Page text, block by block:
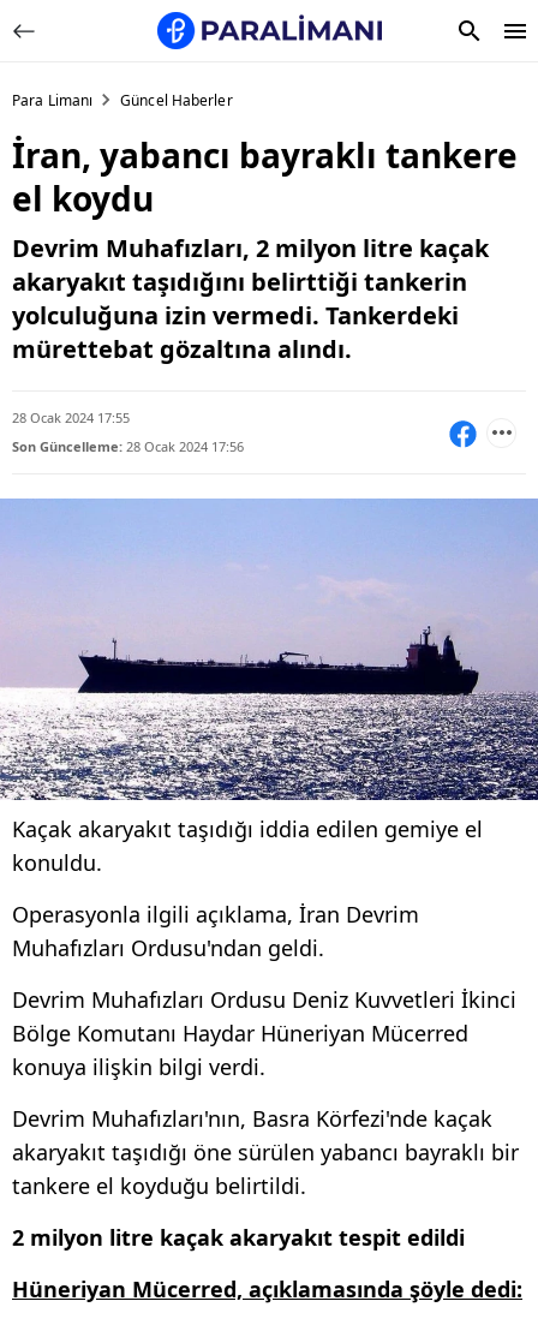
Para Limanı Güncel Haberler
İran, yabancı bayraklı tankere
el koydu
Devrim Muhafızları, 2 milyon litre kaçak
akaryakıt taşıdığını belirttiği tankerin
yolculuğuna izin vermedi. Tankerdeki
mürettebat gözaltına alındı.
28 Ocak 2024 17:55
Son Güncelleme: 28 Ocak 2024 17:56
Kaçak akaryakıt taşıdığı iddia edilen gemiye el
konuldu.
Operasyonla ilgili açıklama, İran Devrim
Muhafızları Ordusu'ndan geldi.
Devrim Muhafızları Ordusu Deniz Kuvvetleri İkinci
Bölge Komutanı Haydar Hüneriyan Mücerred
konuya ilişkin bilgi verdi.
Devrim Muhafızları'nın, Basra Körfezi'nde kaçak
akaryakıt taşıdığı öne sürülen yabancı bayraklı bir
tankere el koyduğu belirtildi.
2 milyon litre kaçak akaryakıt tespit edildi
Hüneriyan Mücerred, açıklamasında şöyle dedi: